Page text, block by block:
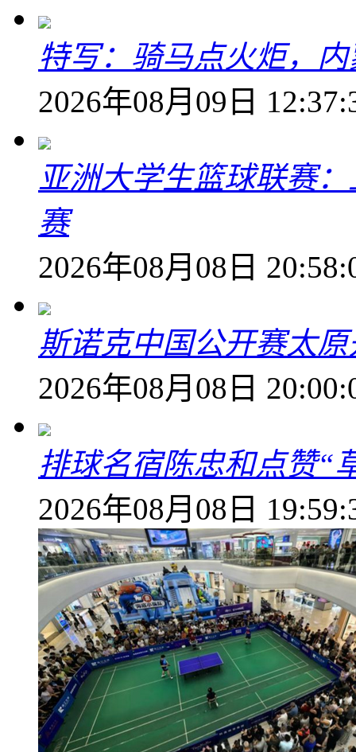
特写：骑马点火炬，
2026年08月09日
亚洲大学生篮球联赛
赛
2026年08月08日
斯诺克中国公开赛太
2026年08月08日
排球名宿陈忠和点赞“
2026年08月08日